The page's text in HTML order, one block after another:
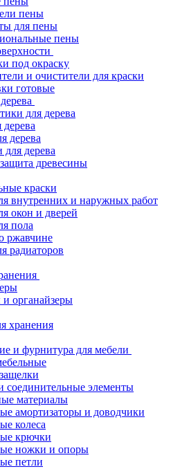
пены
для пены
пены
под окраску
и очистители для краски
готовые
для дерева
дерева
дерева
древесины
краски
внутренних и наружных работ
окон и дверей
пола
ржавчине
радиаторов
органайзеры
хранения
и фурнитура для мебели
соединительные элементы
материалы
амортизаторы и доводчики
колеса
крючки
ножки и опоры
петли